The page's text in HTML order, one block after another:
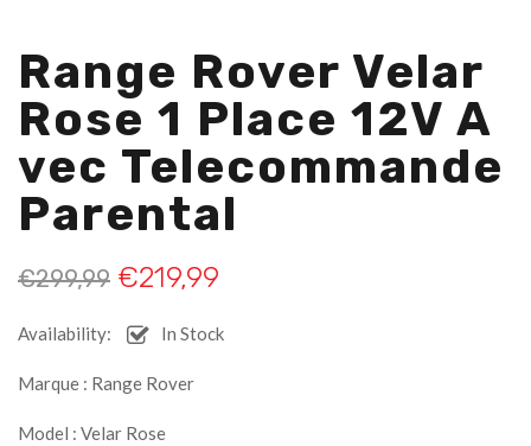
Range Rover Velar
Rose 1 Place 12V A
Vec Telecommande
Parental
€299,99 €219,99
Availability: In Stock
Marque : Range Rover
Model : Velar Rose